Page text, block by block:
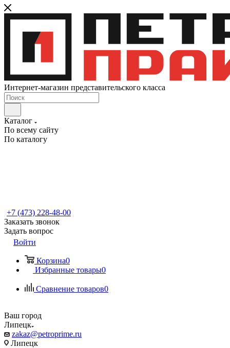
Интернет-магазин представительского класса
Каталог
По всему сайту
По каталогу
+7 (473) 228-48-00
Заказать звонок
Задать вопрос
Войти
Корзина0
Избранные товары0
Сравнение товаров0
Ваш город
Липецк
zakaz@petroprime.ru
Липецк